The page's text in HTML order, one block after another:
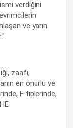
verdiğini
ve yarın
zaafı,
en onurlu ve
F tiplerinde,